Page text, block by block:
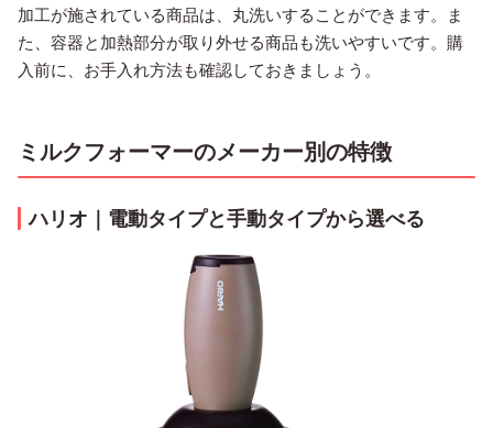
加工が施されている商品は、丸洗いすることができます。ま
た、容器と加熱部分が取り外せる商品も洗いやすいです。購
入前に、お手入れ方法も確認しておきましょう。
ミルクフォーマーのメーカー別の特徴
ハリオ｜電動タイプと手動タイプから選べる